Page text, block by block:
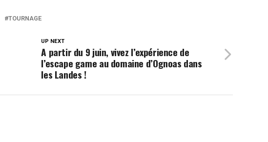
TOURNAGE
UP NEXT
A partir du 9 juin, vivez l’expérience de
l’escape game au domaine d’Ognoas dans
les Landes !